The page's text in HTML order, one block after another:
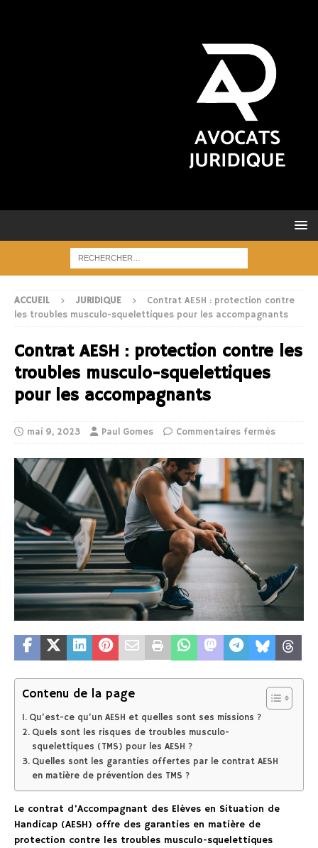
ACCUEIL JURIDIQUE
Contrat AESH : protection contre
les troubles musculo-squelettiques pour les accompagnants
Contrat AESH : protection contre les
troubles musculo-squelettiques
pour les accompagnants
mai 9, 2023 Paul Gomes Commentaires fermés
Contenu de la page
Qu’est-ce qu’un AESH et quelles sont ses missions ?
Quels sont les risques de troubles musculo-
squelettiques (TMS) pour les AESH ?
Quelles sont les garanties offertes par le contrat AESH
en matière de prévention des TMS ?
Le contrat d’Accompagnant des Elèves en Situation de
Handicap (AESH) offre des garanties en matière de
protection contre les troubles musculo-squelettiques